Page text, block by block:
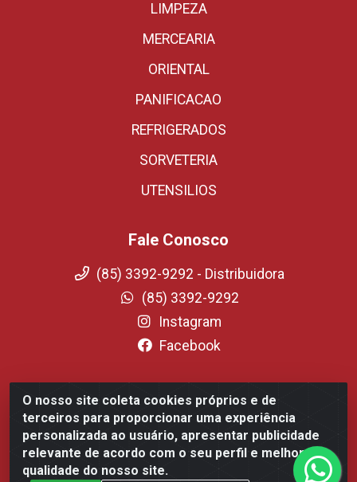
O nosso site coleta cookies próprios e de
terceiros para proporcionar uma experiência
personalizada ao usuário, apresentar publicidade
relevante de acordo com o seu perfil e melhorar a
qualidade do nosso site.
LIMPEZA
MERCEARIA
ORIENTAL
PANIFICACAO
REFRIGERADOS
SORVETERIA
UTENSILIOS
Fale Conosco
(85) 3392-9292 - Distribuidora
(85) 3392-9292
Instagram
Facebook
Fortali Distribuidora de Alimentos LTDA - Avenida
Tomaz Coelho, 1268 - Messejana, Fortaleza/CE - CEP
60.863-254- CNPJ 09.317.318.0001-75